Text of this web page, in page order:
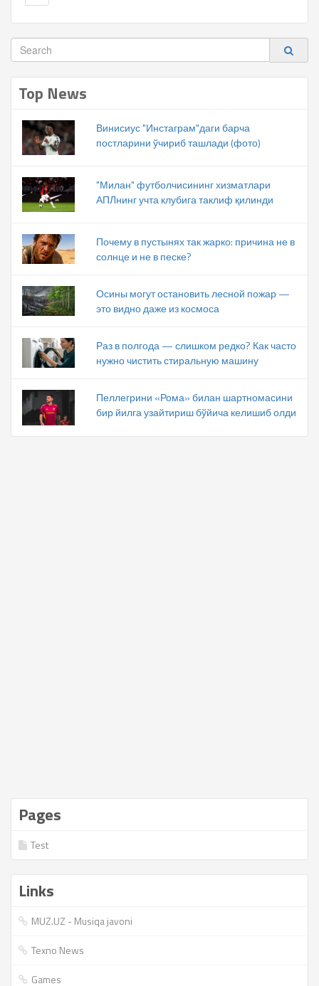
Top News
Винисиус "Инстаграм"даги барча
постларини ўчириб ташлади (фото)
"Милан" футболчисининг хизматлари
АПЛнинг учта клубига таклиф қилинди
Почему в пустынях так жарко: причина не в
солнце и не в песке?
Осины могут остановить лесной пожар —
это видно даже из космоса
Раз в полгода — слишком редко? Как часто
нужно чистить стиральную машину
Пеллегрини «Рома» билан шартномасини
бир йилга узайтириш бўйича келишиб олди
Pages
Test
Links
MUZ.UZ - Musiqa javoni
Texno News
Games